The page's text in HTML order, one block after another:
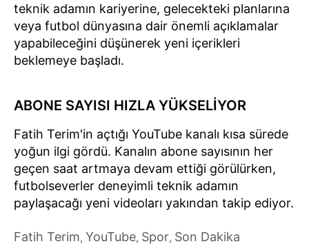
teknik adamın kariyerine, gelecekteki planlarına
veya futbol dünyasına dair önemli açıklamalar
yapabileceğini düşünerek yeni içerikleri
beklemeye başladı.
ABONE SAYISI HIZLA YÜKSELİYOR
Fatih Terim'in açtığı YouTube kanalı kısa sürede
yoğun ilgi gördü. Kanalın abone sayısının her
geçen saat artmaya devam ettiği görülürken,
futbolseverler deneyimli teknik adamın
paylaşacağı yeni videoları yakından takip ediyor.
Fatih Terim, YouTube, Spor, Son Dakika